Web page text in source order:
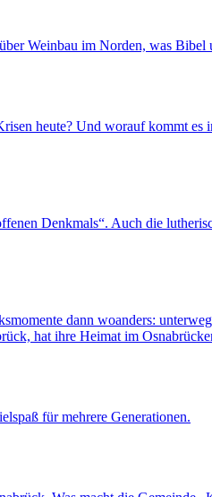
Weinbau im Norden, was
heute? Und worauf kommt
Denkmals“. Auch die
dann woanders:
hat ihre Heimat im
für mehrere Generationen.